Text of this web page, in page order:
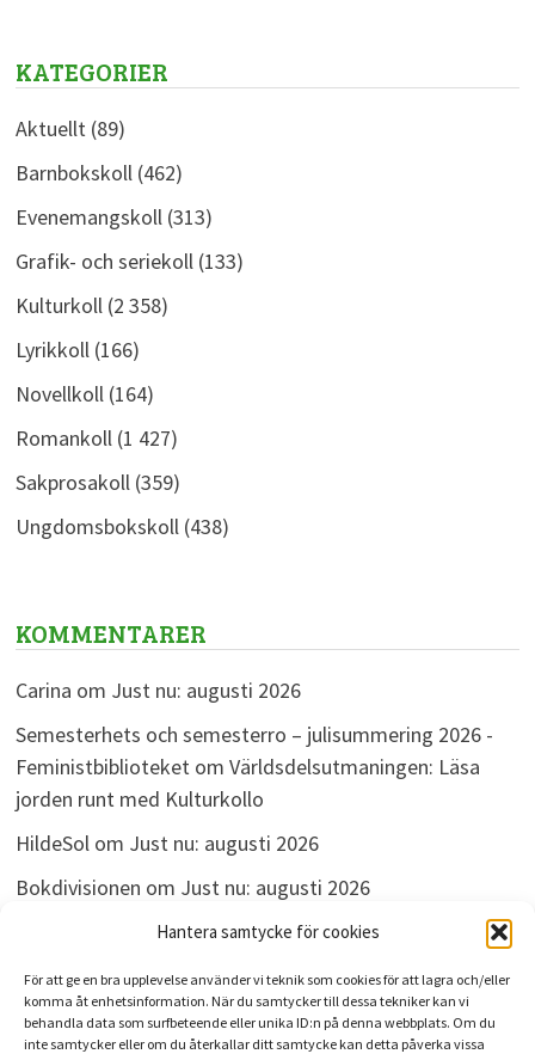
Hantera samtycke för cookies
För att ge en bra upplevelse använder vi teknik som cookies för att lagra och/eller
komma åt enhetsinformation. När du samtycker till dessa tekniker kan vi
behandla data som surfbeteende eller unika ID:n på denna webbplats. Om du
inte samtycker eller om du återkallar ditt samtycke kan detta påverka vissa
KATEGORIER
Aktuellt(89)
Barnbokskoll(462)
Evenemangskoll(313)
Grafik- och seriekoll(133)
Kulturkoll(2 358)
Lyrikkoll(166)
Novellkoll(164)
Romankoll(1 427)
Sakprosakoll(359)
Ungdomsbokskoll(438)
KOMMENTARER
Carina om Just nu: augusti 2026
Semesterhets och semesterro – julisummering 2026 -
Feministbiblioteketom Världsdelsutmaningen: Läsa
jorden runt med Kulturkollo
HildeSolom Just nu: augusti 2026
Bokdivisionen om Just nu: augusti 2026
Just nu: augusti 2026
ARKIV